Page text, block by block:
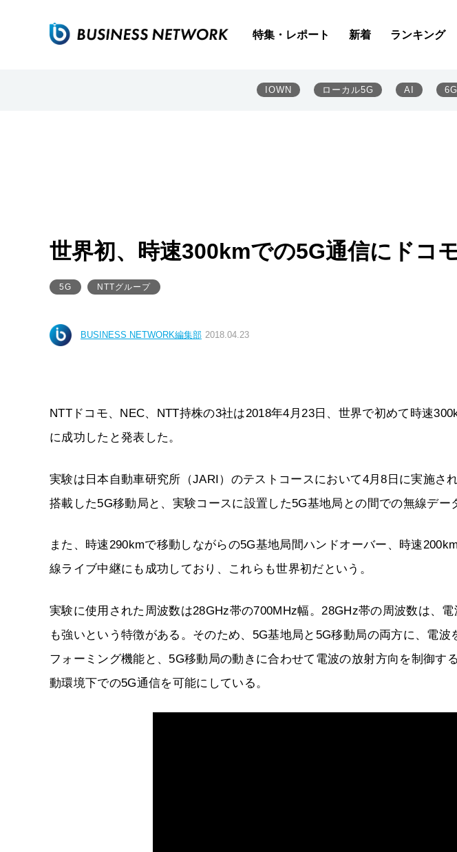
特集・レポート 新着 ランキング
IOWN ローカル5G AI 6G
世界初、時速300kmでの5G通信にドコ
5G NTTグループ
BUSINESS NETWORK編集部 2018.04.23
NTTドコモ、NEC、NTT持株の3社は2018年4月23日、世界で初めて時速
に成功したと発表した。
実験は日本自動車研究所（JARI）のテストコースにおいて4月8日に実施さ
搭載した5G移動局と、実験コースに設置した5G基地局との間での無線デー
また、時速290kmで移動しながらの5G基地局間ハンドオーバー、時速
線ライブ中継にも成功しており、これらも世界初だという。
実験に使用された周波数は28GHz帯の700MHz幅。28GHz帯の周波数は、
も強いという特徴がある。そのため、5G基地局と5G移動局の両方に、電波
フォーミング機能と、5G移動局の動きに合わせて電波の放射方向を制御す
動環境下での5G通信を可能にしている。